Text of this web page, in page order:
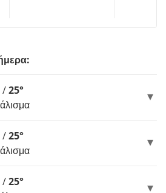
/25°
/25°
/25°